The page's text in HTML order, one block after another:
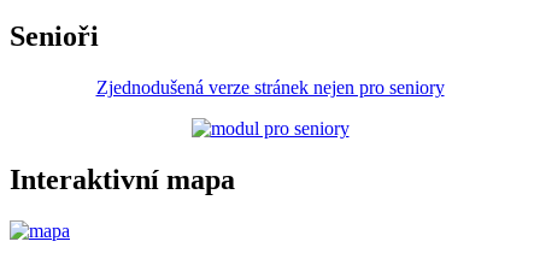
Senioři
Zjednodušená verze stránek nejen pro seniory
Interaktivní mapa